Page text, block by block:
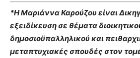
*Η Μαριάννα Καρούζου είναι
εξειδίκευση σε θέματα
δημοσιοϋπαλληλικού και
μεταπτυχιακές σπουδές στον